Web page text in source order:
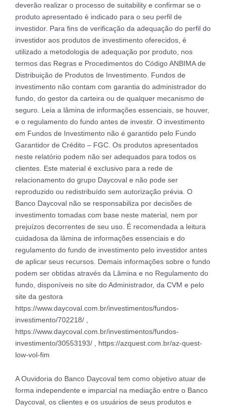
deverão realizar o processo de suitability e confirmar se o
produto apresentado é indicado para o seu perfil de
investidor. Para fins de verificação da adequação do perfil do
investidor aos produtos de investimento oferecidos, é
utilizado a metodologia de adequação por produto, nos
termos das Regras e Procedimentos do Código ANBIMA de
Distribuição de Produtos de Investimento. Fundos de
investimento não contam com garantia do administrador do
fundo, do gestor da carteira ou de qualquer mecanismo de
seguro. Leia a lâmina de informações essenciais, se houver,
e o regulamento do fundo antes de investir. O investimento
em Fundos de Investimento não é garantido pelo Fundo
Garantidor de Crédito – FGC. Os produtos apresentados
neste relatório podem não ser adequados para todos os
clientes. Este material é exclusivo para a rede de
relacionamento do grupo Daycoval e não pode ser
reproduzido ou redistribuído sem autorização prévia. O
Banco Daycoval não se responsabiliza por decisões de
investimento tomadas com base neste material, nem por
prejuízos decorrentes de seu uso. É recomendada a leitura
cuidadosa da lâmina de informações essenciais e do
regulamento do fundo de investimento pelo investidor antes
de aplicar seus recursos. Demais informações sobre o fundo
podem ser obtidas através da Lâmina e no Regulamento do
fundo, disponíveis no site do Administrador, da CVM e pelo
site da gestora
https://www.daycoval.com.br/investimentos/fundos-
investimento/702218/ ,
https://www.daycoval.com.br/investimentos/fundos-
investimento/30553193/ , https://azquest.com.br/az-quest-
low-vol-fim
A Ouvidoria do Banco Daycoval tem como objetivo atuar de
forma independente e imparcial na mediação entre o Banco
Daycoval, os clientes e os usuários de seus produtos e